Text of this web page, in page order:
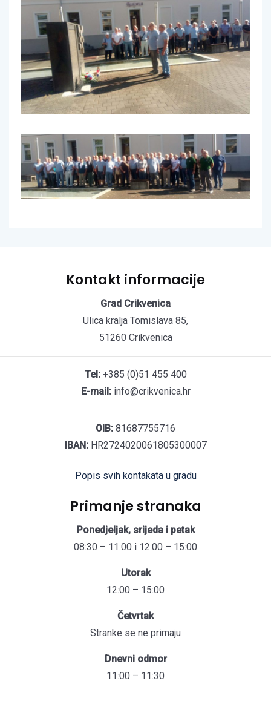
Kontakt informacije
Grad Crikvenica
Ulica kralja Tomislava 85,
51260 Crikvenica
Tel:+385 (0)51 455 400
E-mail:info@crikvenica.hr
OIB: 81687755716
IBAN:HR2724020061805300007
Popis svih kontakata u gradu
Primanje stranaka
Ponedjeljak, srijeda i petak
08:30 – 11:00 i 12:00 – 15:00
Utorak
12:00 – 15:00
Četvrtak
Stranke se ne primaju
Dnevni odmor
11:00 – 11:30